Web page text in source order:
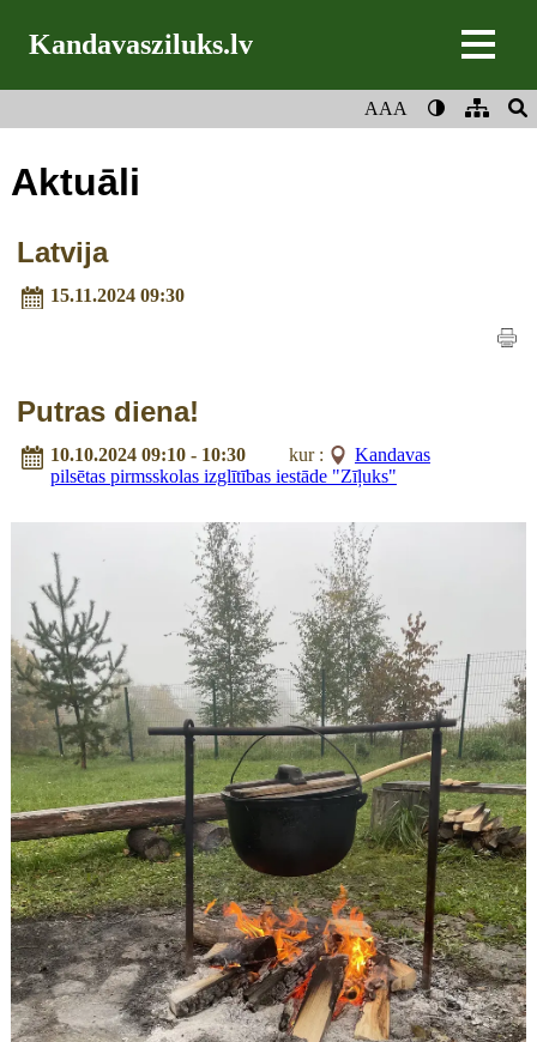
Kandavasziluks.lv
AAA
Aktuāli
Latvija
15.11.2024 09:30
Putras diena!
10.10.2024 09:10 - 10:30 kur :
Kandavas
pilsētas pirmsskolas izglītības iestāde "Zīļuks"